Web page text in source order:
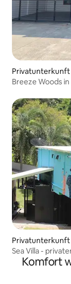
Privatunterkunft
Breeze Woods
Privatunterkunft
Sea Villa -
Komfort